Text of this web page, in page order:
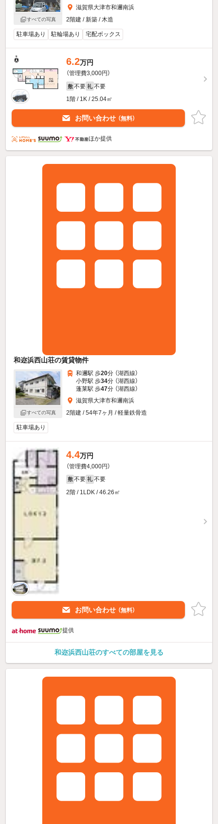
すべての写真
滋賀県大津市和邇南浜
2階建 / 新築 / 木造
駐車場あり 駐輪場あり 宅配ボックス
6.2万円
（管理費3,000円）
敷 不要 礼 不要
1階 / 1K / 25.04㎡
お問い合わせ （無料）
ほか提供
和迩浜西山荘の賃貸物件
すべての写真
和邇駅 歩20分 （湖西線）
小野駅 歩34分 （湖西線）
蓬莱駅 歩47分 （湖西線）
滋賀県大津市和邇南浜
2階建 / 54年7ヶ月 / 軽量鉄骨造
駐車場あり
4.4万円
（管理費4,000円）
敷 不要 礼 不要
2階 / 1LDK / 46.26㎡
お問い合わせ （無料）
提供
和迩浜西山荘のすべての部屋を見る